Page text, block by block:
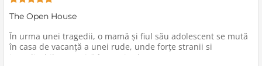
The Open House
În urma unei tragedii, o mamă şi fiul său adolescent se mută
în casa de vacanţă a unei rude, unde forţe stranii si
inexplicabile conspiră împotriva lor.